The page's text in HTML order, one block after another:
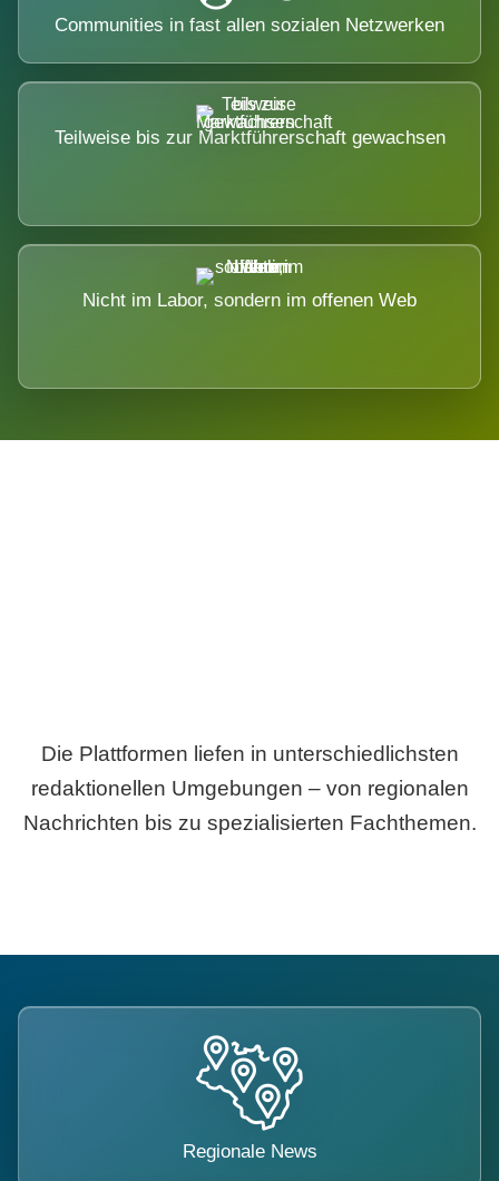
Communities in fast allen sozialen Netzwerken
Teilweise bis zur Marktführerschaft gewachsen
Nicht im Labor, sondern im offenen Web
Die Plattformen liefen in unterschiedlichsten
redaktionellen Umgebungen – von regionalen
Nachrichten bis zu spezialisierten Fachthemen.
Regionale News